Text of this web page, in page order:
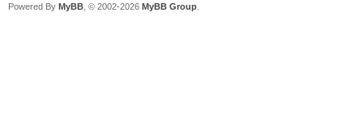
Powered By MyBB , © 2002-2026 MyBB Group